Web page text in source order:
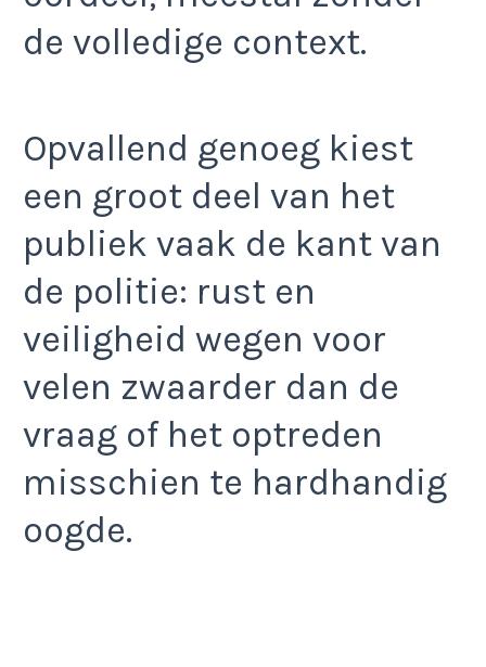
de volledige context.
Opvallend genoeg kiest
een groot deel van het
publiek vaak de kant van
de politie: rust en
veiligheid wegen voor
velen zwaarder dan de
vraag of het optreden
misschien te hardhandig
oogde.